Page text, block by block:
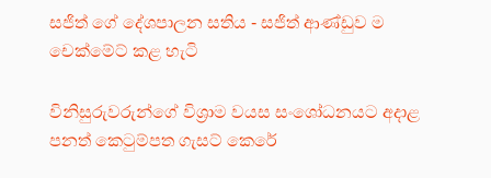
සජිත් ගේ දේශපාලන සතිය - සජිත් ආණ්ඩුව ම
චෙක්මේට් කළ හැටි
විනිසුරුවරුන්ගේ විශ්‍රාම වයස සංශෝධනයට අදාළ
පනත් කෙටුම්පත ගැසට් කෙරේ